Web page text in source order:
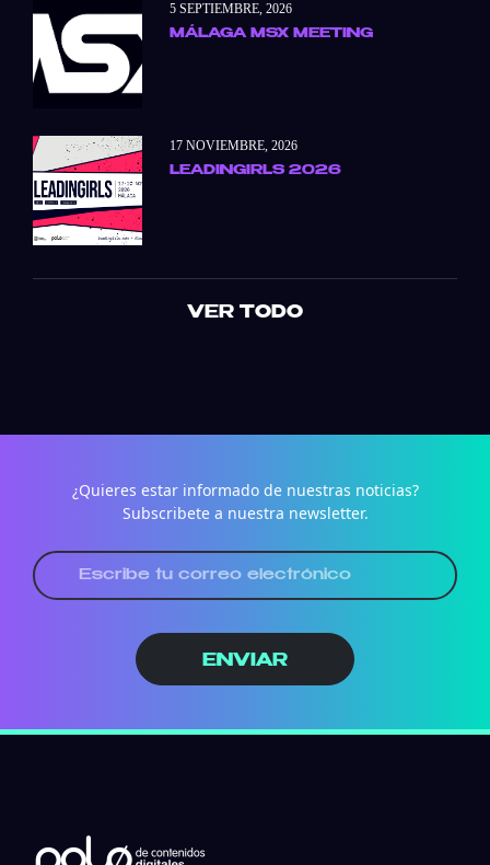
5 SEPTIEMBRE, 2026
MÁLAGA MSX MEETING
17 NOVIEMBRE, 2026
LEADINGIRLS 2026
VER TODO
¿Quieres estar informado de nuestras noticias?
Subscribete a nuestra newsletter.
ENVIAR